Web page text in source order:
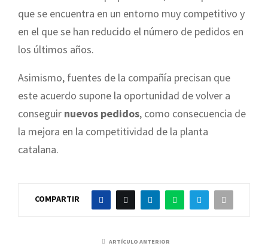
que se encuentra en un entorno muy competitivo y
en el que se han reducido el número de pedidos en
los últimos años.
Asimismo, fuentes de la compañía precisan que
este acuerdo supone la oportunidad de volver a
conseguir nuevos pedidos, como consecuencia de
la mejora en la competitividad de la planta
catalana.
COMPARTIR
ARTÍCULO ANTERIOR